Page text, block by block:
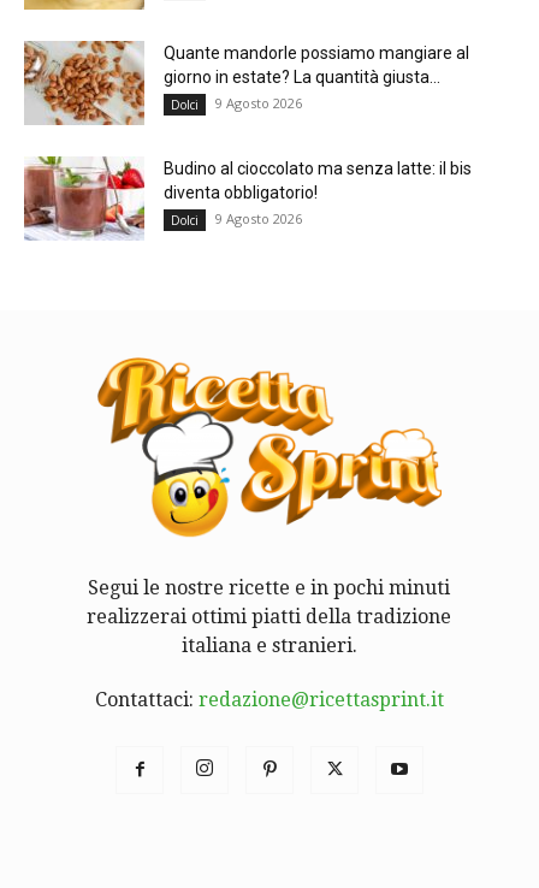
Quante mandorle possiamo mangiare al
giorno in estate? La quantità giusta...
Dolci 9 Agosto 2026
Budino al cioccolato ma senza latte: il bis
diventa obbligatorio!
Dolci 9 Agosto 2026
Segui le nostre ricette e in pochi minuti
realizzerai ottimi piatti della tradizione
italiana e stranieri.
Contattaci: redazione@ricettasprint.it